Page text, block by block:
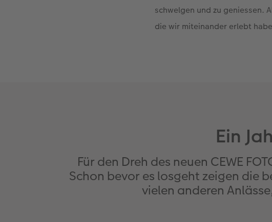
schwelgen und zu geniessen.
die wir miteinander erlebt
Ein
Für den Dreh des neuen CEWE
Schon bevor es losgeht zeigen die
vielen anderen